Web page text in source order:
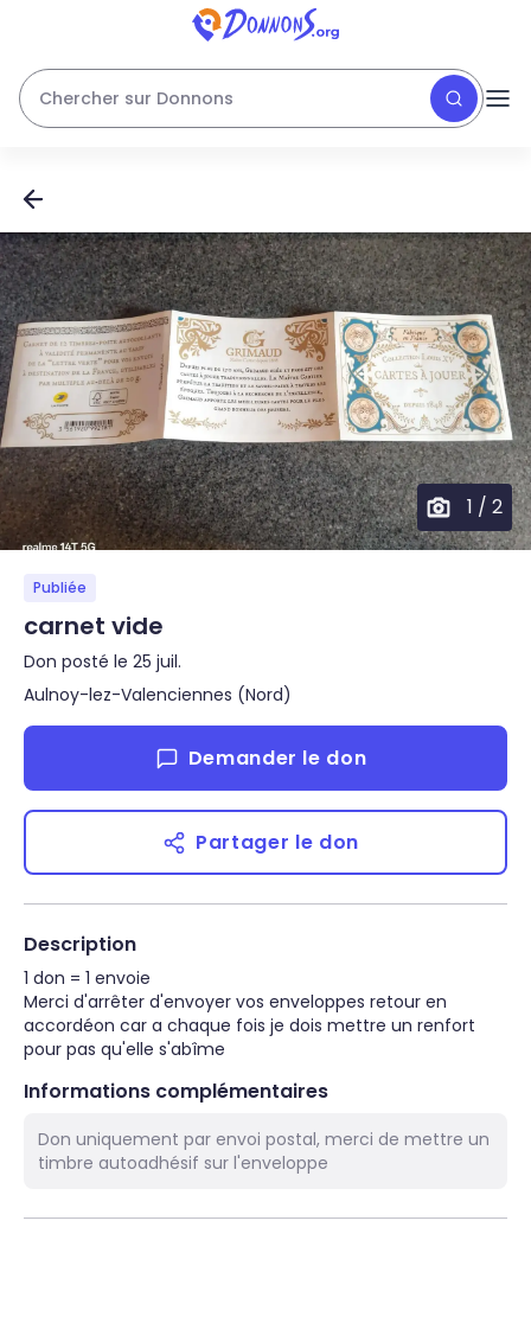
Chercher sur Donnons
1 / 2
Publiée
carnet vide
Don posté le 25 juil.
Aulnoy-lez-Valenciennes (Nord)
Demander le don
Partager le don
Description
1 don = 1 envoie
Merci d'arrêter d'envoyer vos enveloppes retour en
accordéon car a chaque fois je dois mettre un renfort
pour pas qu'elle s'abîme
Informations complémentaires
Don uniquement par envoi postal, merci de mettre un
timbre autoadhésif sur l'enveloppe